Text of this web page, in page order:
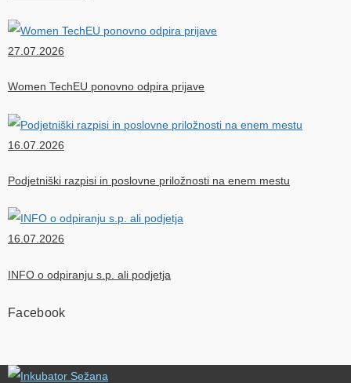
27.07.2026
Women TechEU ponovno odpira prijave
16.07.2026
Podjetniški razpisi in poslovne priložnosti na enem mestu
16.07.2026
INFO o odpiranju s.p. ali podjetja
Facebook